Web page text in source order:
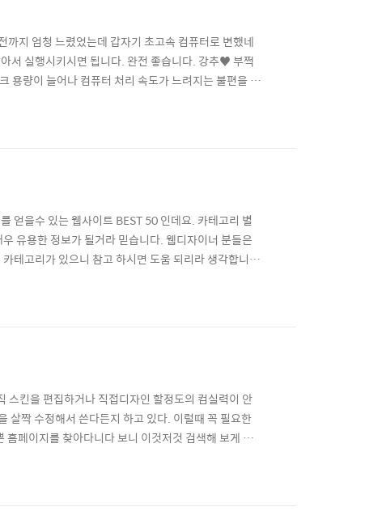
지 엄청 느렸었는데 갑자기 초고속 컴퓨터로 변했네
서 실행시키시면 됩니다. 완전 좋습니다. 강추♥ 부쩍
용량이 늘어나 컴퓨터 처리 속도가 느려지는 불편을 겪
‘임시 저장 파일(Temporary File)’을 지우는 등 꼼꼼
얻을수 있는 웹사이트 BEST 50 인데요. 카테고리 별
유용한 정보가 될거라 믿습니다. 웹디자이너 분들은
테고리가 있으니 참고 하시면 도움 되리라 생각합니
하세요 :D CSS Galleries (CSS 겔러리)
킨을 편집하거나 직접디자인 할정도의 컴실력이 안
살짝 수정해서 쓴다든지 하고 있다. 이럴때 꼭 필요한
페이지를 찾아다니다 보니 이것저것 검색해 보게 되
의 특징은 한 화면에 여러 홈페이지들이 미리보기 식